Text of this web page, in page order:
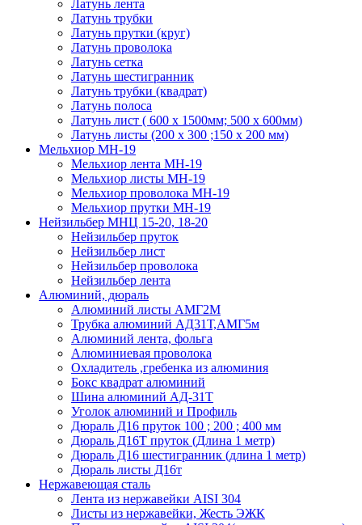
Латунь лента
Латунь трубки
Латунь прутки (круг)
Латунь проволока
Латунь сетка
Латунь шестигранник
Латунь трубки (квадрат)
Латунь полоса
Латунь лист ( 600 х 1500мм; 500 х 600мм)
Латунь листы (200 х 300 ;150 х 200 мм)
Мельхиор МН-19
Мельхиор лента МН-19
Мельхиор листы МН-19
Мельхиор проволока МН-19
Мельхиор прутки МН-19
Нейзильбер МНЦ 15-20, 18-20
Нейзильбер пруток
Нейзильбер лист
Нейзильбер проволока
Нейзильбер лента
Алюминий, дюраль
Алюминий листы АМГ2М
Трубка алюминий АД31Т,АМГ5м
Алюминий лента, фольга
Алюминиевая проволока
Охладитель ,гребенка из алюминия
Бокс квадрат алюминий
Шина алюминий АД-31Т
Уголок алюминий и Профиль
Дюраль Д16 пруток 100 ; 200 ; 400 мм
Дюраль Д16Т пруток (Длина 1 метр)
Дюраль Д16 шестигранник (длина 1 метр)
Дюраль листы Д16т
Нержавеющая сталь
Лента из нержавейки AISI 304
Листы из нержавейки, Жесть ЭЖК